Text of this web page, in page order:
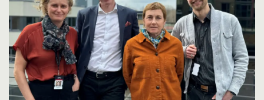
Med blikket mot bakken: Erlend Moster
Knudsen, avdelingsleder for
klimatilpasning og hydrodynamikk (NGI),
Hege Hisdal, direktør for hydrologisk
avdeling (NVE), Geir Holmgren, konsernsjef